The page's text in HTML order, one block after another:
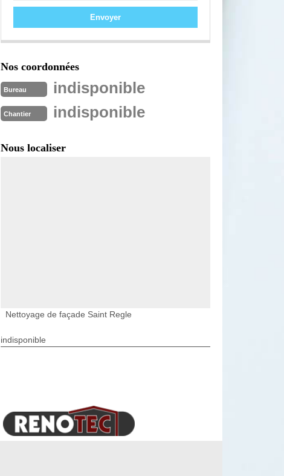
Nos coordonnées
Bureau indisponible
Chantier indisponible
Nous localiser
Nettoyage de façade Saint Regle
indisponible